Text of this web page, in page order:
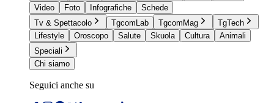
Video
Foto Infografiche
Schede
Tv & Spettacolo
TgcomLab TgcomMag
TgTech
Lifestyle
Oroscopo Salute Skuola Cultura
Animali
Speciali
Chi siamo
Seguici anche su